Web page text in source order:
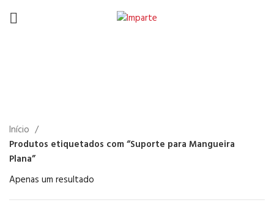
Início
Produtos etiquetados com “Suporte para Mangueira
Plana”
Apenas um resultado